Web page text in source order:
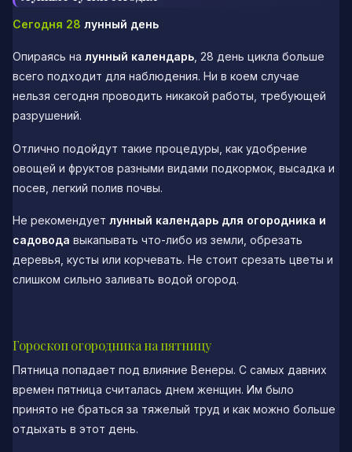
Сегодня 28 лунный день
Опираясь на лунный календарь, 28 день цикла больше
всего подходит для наблюдения. Ни в коем случае
нельзя сегодня проводить никакой работы, требующей
разрушений.
Отлично подойдут такие процедуры, как удобрение
овощей и фруктов разными видами подкормок, высадка и
посев, легкий полив почвы.
Не рекомендует лунный календарь для огородника и
садовода выкапывать что-либо из земли, обрезать
деревья, кусты или корчевать. Не стоит срезать цветы и
слишком сильно заливать водой огород.
Гороскоп огородника на пятницу
Пятница попадает под влияние Венеры. С самых давних
времен пятница считалась днем женщин. Им было
принято не браться за тяжелый труд и как можно больше
отдыхать в этот день.